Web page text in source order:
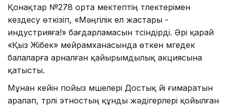
Қонақтар №278 орта мектептің түлектерімен
кездесу өткізіп, «Мәңгілік ел жастары -
индустрияға!» бағдарламасын түсіндірді. Әрі қарай
«Қыз Жібек» мейрамханасында өткен мүгедек
балаларға арналған қайырымдылық акциясына
қатысты.
Мұнан кейін пойыз мүшелері Достық үйі ғимаратын
аралап, түрлі этностың құнды жәдігерлері қойылған